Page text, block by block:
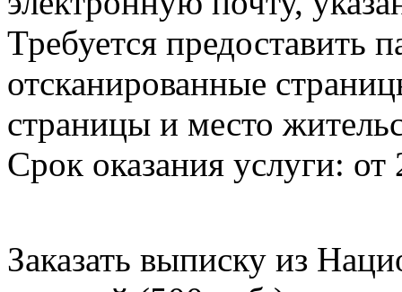
Требуется предоставить
отсканированные
страницы и место
Срок оказания услуги: от
Заказать выписку из